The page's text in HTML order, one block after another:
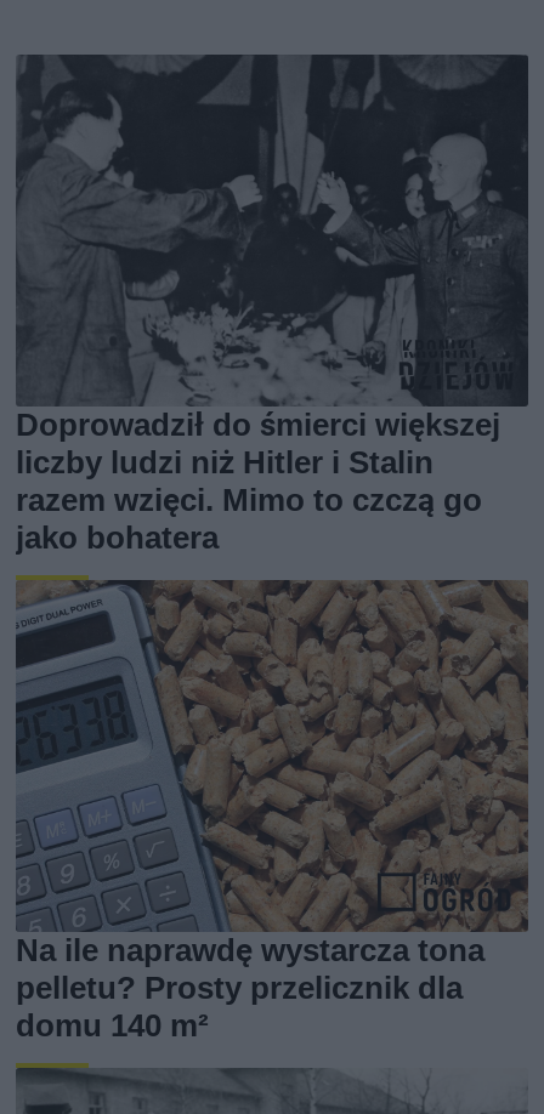
Doprowadził do śmierci większej
liczby ludzi niż Hitler i Stalin
razem wzięci. Mimo to czczą go
jako bohatera
Na ile naprawdę wystarcza tona
pelletu? Prosty przelicznik dla
domu 140 m²